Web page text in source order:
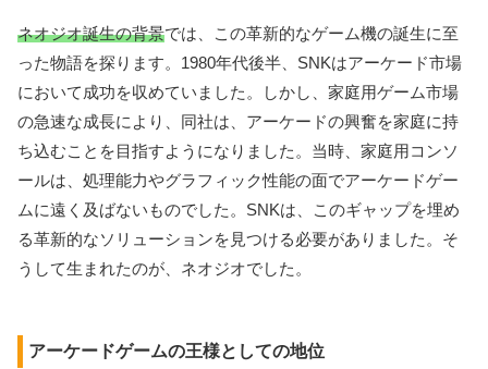
ネオジオ誕生の背景では、この革新的なゲーム機の誕生に至
った物語を探ります。1980年代後半、SNKはアーケード市場
において成功を収めていました。しかし、家庭用ゲーム市場
の急速な成長により、同社は、アーケードの興奮を家庭に持
ち込むことを目指すようになりました。当時、家庭用コンソ
ールは、処理能力やグラフィック性能の面でアーケードゲー
ムに遠く及ばないものでした。SNKは、このギャップを埋め
る革新的なソリューションを見つける必要がありました。そ
うして生まれたのが、ネオジオでした。
アーケードゲームの王様としての地位